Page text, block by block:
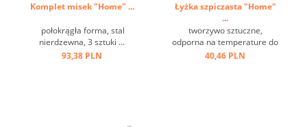
Komplet misek "Home" ...
połokrągła forma, stal
nierdzewna, 3 sztuki ...
93,38 PLN
Łyżka szpiczasta "Home"
...
tworzywo sztuczne,
odporna na temperature do
+ 220 st.C, stal nierdzewna,
40,46 PLN